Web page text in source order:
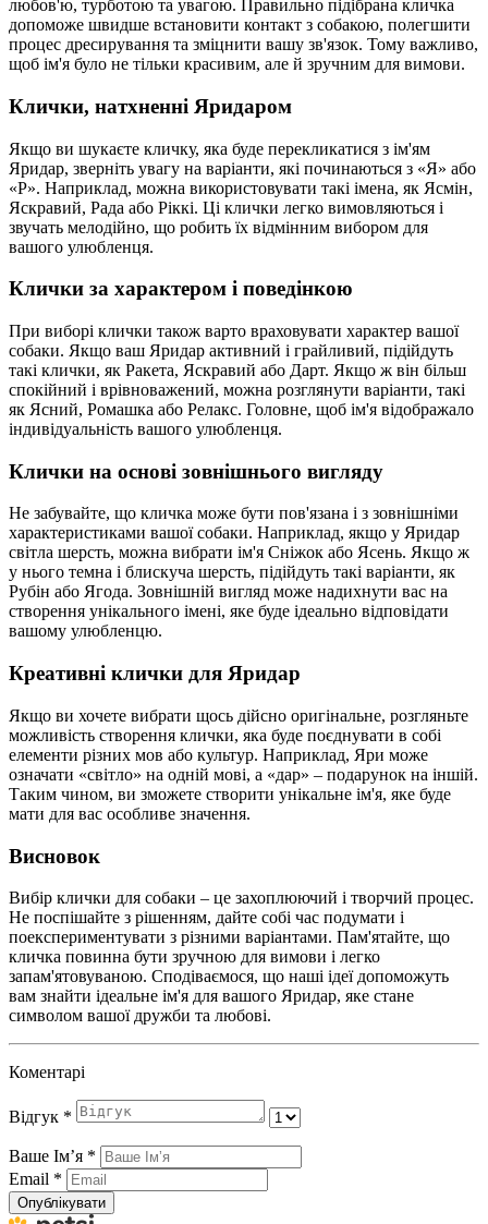
любов'ю, турботою та увагою. Правильно підібрана кличка
допоможе швидше встановити контакт з собакою, полегшити
процес дресирування та зміцнити вашу зв'язок. Тому важливо,
щоб ім'я було не тільки красивим, але й зручним для вимови.
Клички, натхненні Яридаром
Якщо ви шукаєте кличку, яка буде перекликатися з ім'ям
Яридар, зверніть увагу на варіанти, які починаються з «Я» або
«Р». Наприклад, можна використовувати такі імена, як Ясмін,
Яскравий, Рада або Ріккі. Ці клички легко вимовляються і
звучать мелодійно, що робить їх відмінним вибором для
вашого улюбленця.
Клички за характером і поведінкою
При виборі клички також варто враховувати характер вашої
собаки. Якщо ваш Яридар активний і грайливий, підійдуть
такі клички, як Ракета, Яскравий або Дарт. Якщо ж він більш
спокійний і врівноважений, можна розглянути варіанти, такі
як Ясний, Ромашка або Релакс. Головне, щоб ім'я відображало
індивідуальність вашого улюбленця.
Клички на основі зовнішнього вигляду
Не забувайте, що кличка може бути пов'язана і з зовнішніми
характеристиками вашої собаки. Наприклад, якщо у Яридар
світла шерсть, можна вибрати ім'я Сніжок або Ясень. Якщо ж
у нього темна і блискуча шерсть, підійдуть такі варіанти, як
Рубін або Ягода. Зовнішній вигляд може надихнути вас на
створення унікального імені, яке буде ідеально відповідати
вашому улюбленцю.
Креативні клички для Яридар
Якщо ви хочете вибрати щось дійсно оригінальне, розгляньте
можливість створення клички, яка буде поєднувати в собі
елементи різних мов або культур. Наприклад, Яри може
означати «світло» на одній мові, а «дар» – подарунок на іншій.
Таким чином, ви зможете створити унікальне ім'я, яке буде
мати для вас особливе значення.
Висновок
Вибір клички для собаки – це захоплюючий і творчий процес.
Не поспішайте з рішенням, дайте собі час подумати і
поекспериментувати з різними варіантами. Пам'ятайте, що
кличка повинна бути зручною для вимови і легко
запам'ятовуваною. Сподіваємося, що наші ідеї допоможуть
вам знайти ідеальне ім'я для вашого Яридар, яке стане
символом вашої дружби та любові.
Коментарі
Відгук *
Ваше Імʼя *
Email *
Опублікувати